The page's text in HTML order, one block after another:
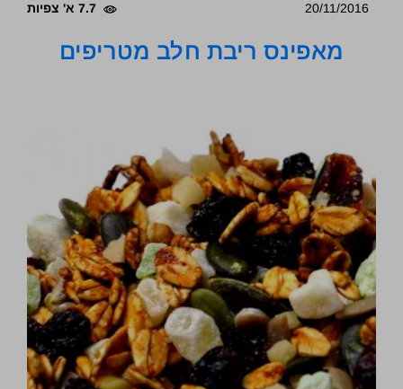
20/11/2016 7.7 א' צפיות
מאפינס ריבת חלב מטריפים